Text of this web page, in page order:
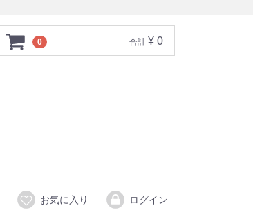
0 合計 ¥ 0
お気に入り ログイン